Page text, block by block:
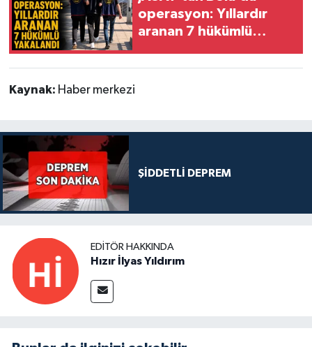
operasyon: Yıllardır
aranan 7 hükümlü
Kaynak: Haber merkezi
ŞİDDETLİ DEPREM
EDITÖR HAKKINDA
Hızır İlyas Yıldırım